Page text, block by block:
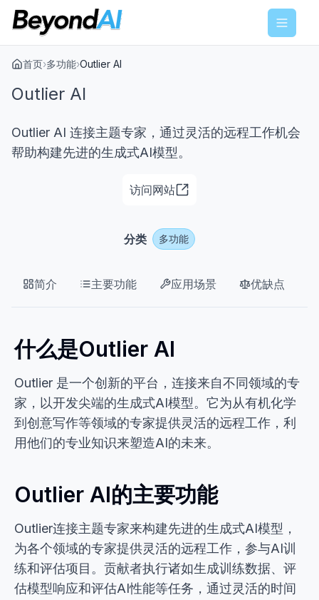
Menu
首页›多功能›Outlier AI
Outlier AI
Outlier AI 连接主题专家，通过灵活的远程工作机会
帮助构建先进的生成式AI模型。
访问网站
分类 多功能
简介 主要功能 应用场景 优缺点
什么是Outlier AI
Outlier 是一个创新的平台，连接来自不同领域的专
家，以开发尖端的生成式AI模型。它为从有机化学
到创意写作等领域的专家提供灵活的远程工作，利
用他们的专业知识来塑造AI的未来。
Outlier AI的主要功能
Outlier连接主题专家来构建先进的生成式AI模型，
为各个领域的专家提供灵活的远程工作，参与AI训
练和评估项目。贡献者执行诸如生成训练数据、评
估模型响应和评估AI性能等任务，通过灵活的时间